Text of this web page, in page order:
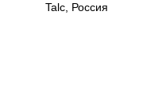
Talc, Россия